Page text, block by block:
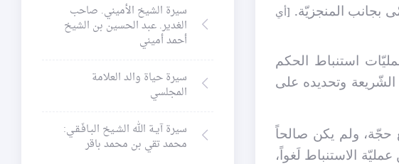
بجانب المنجزيّة. [أي
استنباط الحكم
الشّريعة وتحديده على
حجّة، ولم يكن صالحاً
الاستنباط لَغواً،
سيرة الشيخ الأميني. صاحب
الغدير. عبد الحسين بن الشيخ
أحمد أميني
سيرة حياة والد العلامة
المجلسي
سيرة آيـة الله الشـيخ البـافَـقـي:
محمد تقي بن محمد باقر